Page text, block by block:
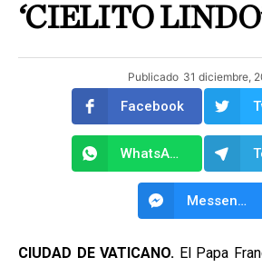
‘CIELITO
Publicado 31 diciembre,
Facebook
WhatsApp
Messenger
CIUDAD DE VATICANO. El Papa